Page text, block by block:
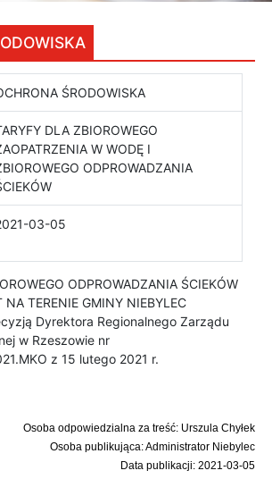
ŚRODOWISKA
DLA ZBIOROWEGO
W WODĘ I
ODPROWADZANIA
03-05
ODPROWADZANIA ŚCIEKÓW
NA TERENIE GMINY NIEBYLEC
Dyrektora Regionalnego Zarządu
w Rzeszowie nr
z 15 lutego 2021 r.
Osoba odpowiedzialna za treść: Urszula Chyłek
Osoba publikująca: Administrator Niebylec
Data publikacji: 2021-03-05